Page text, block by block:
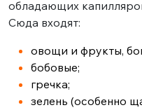
обладающих
Сюда входят:
овощи и фрукты,
бобовые;
гречка;
зелень (особенно